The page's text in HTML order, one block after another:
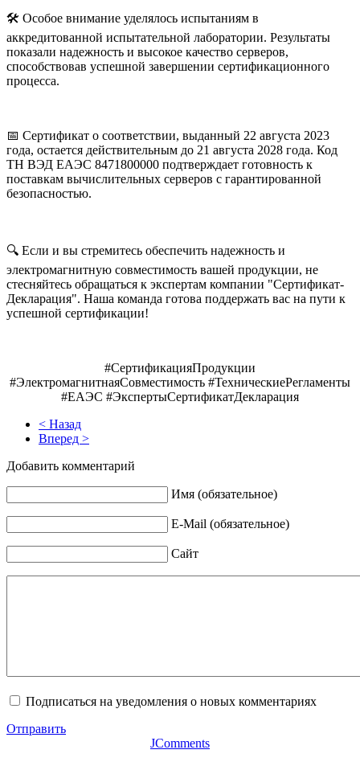
🛠️ Особое внимание уделялось испытаниям в
аккредитованной испытательной лаборатории. Результаты
показали надежность и высокое качество серверов,
способствовав успешной завершении сертификационного
процесса.
📅 Сертификат о соответствии, выданный 22 августа 2023
года, остается действительным до 21 августа 2028 года. Код
ТН ВЭД ЕАЭС 8471800000 подтверждает готовность к
поставкам вычислительных серверов с гарантированной
безопасностью.
🔍 Если и вы стремитесь обеспечить надежность и
электромагнитную совместимость вашей продукции, не
стесняйтесь обращаться к экспертам компании "Сертификат-
Декларация". Наша команда готова поддержать вас на пути к
успешной сертификации!
#СертификацияПродукции
#ЭлектромагнитнаяСовместимость #ТехническиеРегламенты
#ЕАЭС #ЭкспертыСертификатДекларация
< Назад
Вперед >
Добавить комментарий
Имя (обязательное)
E-Mail (обязательное)
Сайт
Подписаться на уведомления о новых комментариях
Отправить
JComments